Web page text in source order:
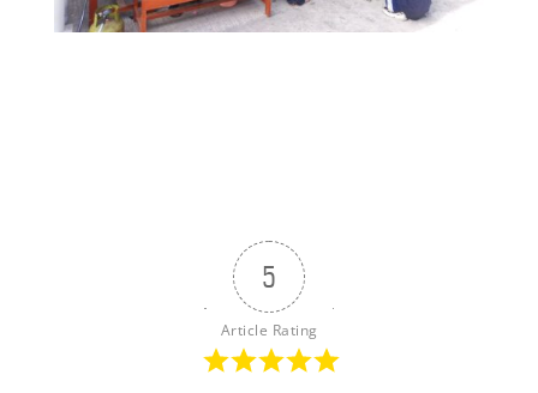
5
Article Rating